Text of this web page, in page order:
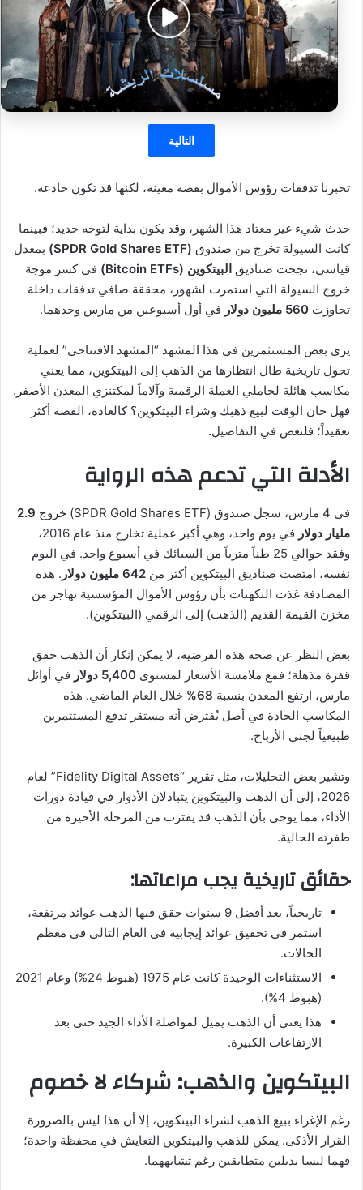
التالية
تخبرنا تدفقات رؤوس الأموال بقصة معينة، لكنها قد تكون خادعة.
حدث شيء غير معتاد هذا الشهر، وقد يكون بداية لتوجه جديد؛ فبينما
كانت السيولة تخرج من صندوق (SPDR Gold Shares ETF)
بمعدل
قياسي، نجحت صناديق البيتكوين (Bitcoin ETFs)
في كسر موجة
خروج السيولة التي استمرت لشهور، محققة صافي تدفقات داخلة
تجاوزت 560 مليون دولار في أول أسبوعين من مارس وحدهما.
يرى بعض المستثمرين في هذا المشهد “المشهد الافتتاحي” لعملية
تحول تاريخية طال انتظارها من الذهب إلى البيتكوين، مما يعني
مكاسب هائلة لحاملي العملة الرقمية وآلاماً لمكتنزي المعدن الأصفر.
فهل حان الوقت لبيع ذهبك وشراء البيتكوين؟ كالعادة، القصة أكثر
تعقيداً؛ فلنغص في التفاصيل.
الأدلة التي تدعم هذه الرواية
في 4 مارس، سجل صندوق (SPDR Gold Shares ETF) خروج
2.9
مليار دولار
في يوم واحد، وهي أكبر عملية تخارج منذ عام 2016،
وفقد حوالي 25 طناً مترياً من السبائك في أسبوع واحد. في اليوم
نفسه، امتصت صناديق البيتكوين أكثر من 642 مليون دولار
. هذه
المصادفة غذت التكهنات بأن رؤوس الأموال المؤسسية تهاجر من
مخزن القيمة القديم (الذهب) إلى الرقمي (البيتكوين).
بغض النظر عن صحة هذه الفرضية، لا يمكن إنكار أن الذهب حقق
قفزة مذهلة؛ فمع ملامسة الأسعار لمستوى 5,400 دولار
في أوائل
مارس، ارتفع المعدن بنسبة 68%
خلال العام الماضي. هذه
المكاسب الحادة في أصل يُفترض أنه مستقر تدفع المستثمرين
طبيعياً لجني الأرباح.
وتشير بعض التحليلات، مثل تقرير “Fidelity Digital Assets” لعام
2026، إلى أن الذهب والبيتكوين يتبادلان الأدوار في قيادة دورات
الأداء، مما يوحي بأن الذهب قد يقترب من المرحلة الأخيرة من
طفرته الحالية.
حقائق تاريخية يجب مراعاتها:
تاريخياً، بعد أفضل 9 سنوات حقق فيها الذهب عوائد مرتفعة،
استمر في تحقيق عوائد إيجابية في العام التالي في معظم
الحالات.
الاستثناءات الوحيدة كانت عام 1975 (هبوط 24%) وعام 2021
(هبوط 4%).
هذا يعني أن الذهب يميل لمواصلة الأداء الجيد حتى بعد
الارتفاعات الكبيرة.
البيتكوين والذهب: شركاء لا خصوم
رغم الإغراء ببيع الذهب لشراء البيتكوين، إلا أن هذا ليس بالضرورة
القرار الأذكى. يمكن للذهب والبيتكوين التعايش في محفظة واحدة؛
فهما ليسا بديلين متطابقين رغم تشابههما.